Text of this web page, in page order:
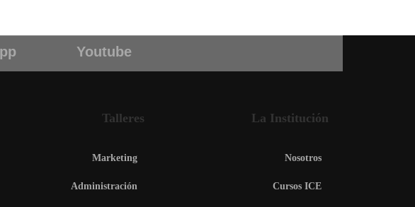
Youtube
Talleres
Marketing
Administración
La Institución
Nosotros
Cursos ICE